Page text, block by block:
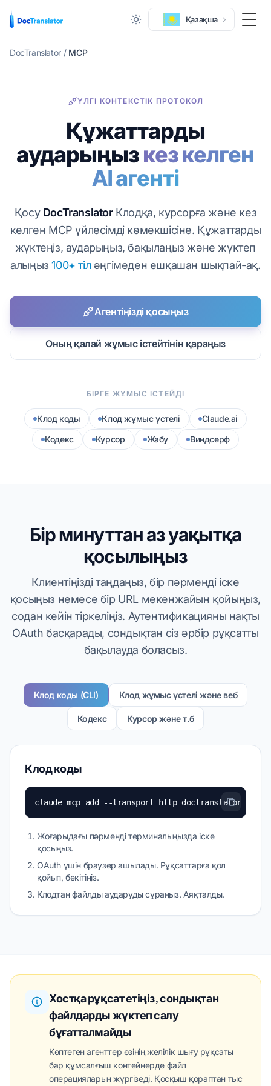
Қазақша
DocTranslator / MCP
ҮЛГІ КОНТЕКСТІК ПРОТОКОЛ
Құжаттарды
аударыңызкез келген
AI агенті
Қосу DocTranslatorКлодқа, курсорға және кез
келген MCP үйлесімді көмекшісіне. Құжаттарды
жүктеңіз, аударыңыз, бақылаңыз және жүктеп
алыңыз100+ тіл әңгімеден ешқашан шықпай-ақ.
Агентіңізді қосыңыз
Оның қалай жұмыс істейтінін қараңыз
БІРГЕ ЖҰМЫС ІСТЕЙДІ
Клод коды Клод жұмыс үстелі
Claude.ai
Кодекс
Курсор Жабу Виндсерф
Бір минуттан аз уақытқа
қосылыңыз
Клиентіңізді таңдаңыз, бір пәрменді іске
қосыңыз немесе бір URL мекенжайын қойыңыз,
содан кейін тіркеліңіз. Аутентификацияны нақты
OAuth басқарады, сондықтан сіз әрбір рұқсатты
бақылауда боласыз.
Клод коды (CLI) Клод жұмыс үстелі және веб
Кодекс Курсор және т.б
Клод коды
claude mcp add --transport http doctranslator
Жоғарыдағы пәрменді терминалыңызда іске
қосыңыз.
OAuth үшін браузер ашылады. Рұқсаттарға қол
қойып, бекітіңіз.
Клодтан файлды аударуды сұраңыз. Аяқталды.
Хостқа рұқсат етіңіз, сондықтан
файлдарды жүктеп салу
бұғатталмайды
Көптеген агенттер өзінің желілік шығу рұқсаты
бар құмсалғыш контейнерде файл
операцияларын жүргізеді. Қосқыш қораптан тыс